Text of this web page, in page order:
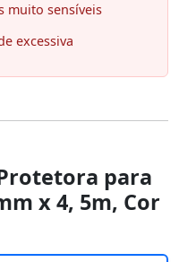
muito sensíveis
excessiva
para
x 4, 5m, Cor